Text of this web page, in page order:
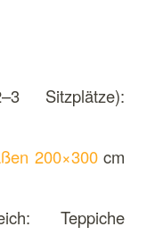
Sitzplätze):
200×300cm
Teppiche